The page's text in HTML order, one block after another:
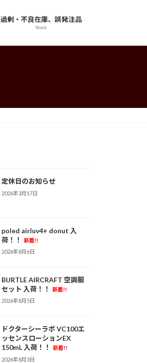
過剰・不良在庫、誤発注品
Stock
定休日のお知らせ
2026年3月17日
poled airluv4+ donut 入
荷！！
新着!!
2026年8月6日
BURTLE AIRCRAFT 空調服
セット 入荷！！
新着!!
2026年8月5日
ドクターシーラボ VC100エ
ッセンスローションEX
150mL 入荷！！
新着!!
2026年8月3日